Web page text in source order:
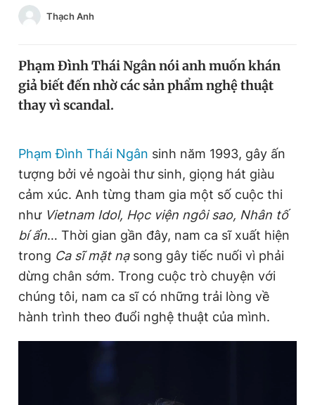
Chào ngày mới
Video Magazine
Sản phẩm khác
Tiện ích Bạn cần biết
Thông tin tòa soạn Liên hệ quảng cáo
Đọc Thanh Niên trên điện thoại
Thạch Anh
Phạm Đình Thái Ngân nói anh muốn khán
giả biết đến nhờ các sản phẩm nghệ thuật
thay vì scandal.
Phạm Đình Thái Ngân sinh năm 1993, gây ấn
tượng bởi vẻ ngoài thư sinh, giọng hát giàu
cảm xúc. Anh từng tham gia một số cuộc thi
như Vietnam Idol, Học viện ngôi sao, Nhân tố
bí ẩn… Thời gian gần đây, nam ca sĩ xuất hiện
trong Ca sĩ mặt nạsong gây tiếc nuối vì phải
dừng chân sớm. Trong cuộc trò chuyện với
chúng tôi, nam ca sĩ có những trải lòng về
hành trình theo đuổi nghệ thuật của mình.